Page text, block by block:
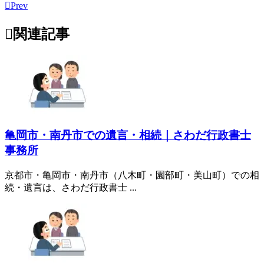
Prev
 関連記事
亀岡市・南丹市での遺言・相続｜さわだ行政書士
事務所
京都市・亀岡市・南丹市（八木町・園部町・美山町）での相
続・遺言は、さわだ行政書士 ...